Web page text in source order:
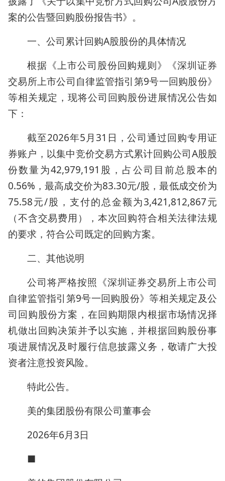
案的公告暨回购股份报告书》。
一、公司累计回购A股股份的具体情况
根据《上市公司股份回购规则》《深圳证券
交易所上市公司自律监管指引第9号一回购股份》
等相关规定，现将公司回购股份进展情况公告如
下：
截至2026年5月31日，公司通过回购专用证
券账户，以集中竞价交易方式累计回购公司A股股
份数量为42,979,191股，占公司目前总股本的
0.56%，最高成交价为83.30元/股，最低成交价为
75.58元/股，支付的总金额为3,421,812,867元
（不含交易费用），本次回购符合相关法律法规
的要求，符合公司既定的回购方案。
二、其他说明
公司将严格按照《深圳证券交易所上市公司
自律监管指引第9号一回购股份》等相关规定及公
司回购股份方案，在回购期限内根据市场情况择
机做出回购决策并予以实施，并根据回购股份事
项进展情况及时履行信息披露义务，敬请广大投
资者注意投资风险。
特此公告。
美的集团股份有限公司董事会
2026年6月3日
■